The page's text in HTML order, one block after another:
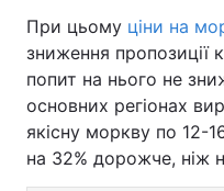
При цьому ціни на
зниження пропозиції
попит на нього не
основних регіонах
якісну моркву по 12-
на 32% дорожче, ніж